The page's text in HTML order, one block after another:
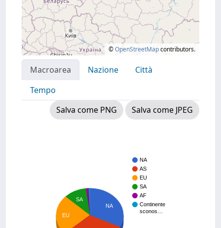
©OpenStreetMapcontributors.
Macroarea Nazione
Città
Tempo
Salva come PNG
Salva come JPEG
NA
AS
EU
SA
AF
Continente
sconos…
NA
SA
EU